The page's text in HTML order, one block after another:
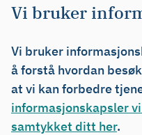
Vi bruker
Vi bruker
å forstå hvordan
at vi kan forbedre
informasjonskapsler
samtykket ditt her.